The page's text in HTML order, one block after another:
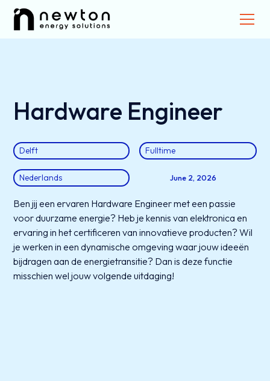
Hardware Engineer
Delft Fulltime
Nederlands June 2, 2026
Ben jij een ervaren Hardware Engineer met een passie
voor duurzame energie? Heb je kennis van elektronica en
ervaring in het certificeren van innovatieve producten? Wil
je werken in een dynamische omgeving waar jouw ideeën
bijdragen aan de energietransitie? Dan is deze functie
misschien wel jouw volgende uitdaging!